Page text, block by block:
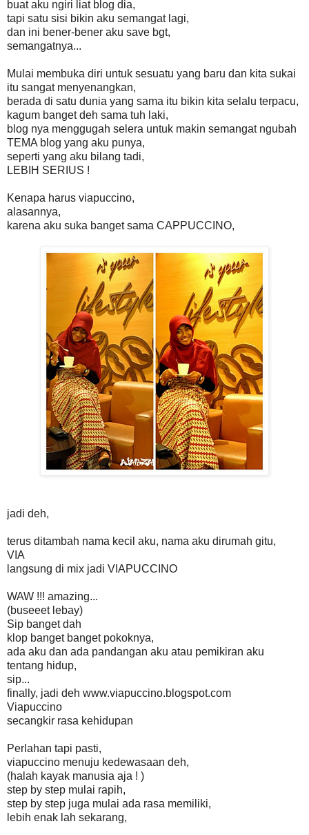
buat aku ngiri liat blog dia,
tapi satu sisi bikin aku semangat lagi,
dan ini bener-bener aku save bgt,
semangatnya...
Mulai membuka diri untuk sesuatu yang baru dan kita sukai
itu sangat menyenangkan,
berada di satu dunia yang sama itu bikin kita selalu terpacu,
kagum banget deh sama tuh laki,
blog nya menggugah selera untuk makin semangat ngubah
TEMA blog yang aku punya,
seperti yang aku bilang tadi,
LEBIH SERIUS !
Kenapa harus viapuccino,
alasannya,
karena aku suka banget sama CAPPUCCINO,
jadi deh,
terus ditambah nama kecil aku, nama aku dirumah gitu,
VIA
langsung di mix jadi VIAPUCCINO
WAW !!! amazing...
(buseeet lebay)
Sip banget dah
klop banget banget pokoknya,
ada aku dan ada pandangan aku atau pemikiran aku
tentang hidup,
sip...
finally, jadi deh www.viapuccino.blogspot.com
Viapuccino
secangkir rasa kehidupan
Perlahan tapi pasti,
viapuccino menuju kedewasaan deh,
(halah kayak manusia aja ! )
step by step mulai rapih,
step by step juga mulai ada rasa memiliki,
lebih enak lah sekarang,